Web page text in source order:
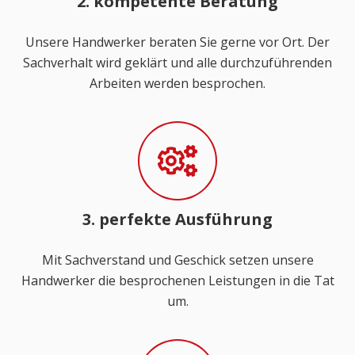
Unsere Handwerker beraten Sie gerne vor Ort. Der
Sachverhalt wird geklärt und alle durchzuführenden
Arbeiten werden besprochen.
3. perfekte Ausführung
Mit Sachverstand und Geschick setzen unsere
Handwerker die besprochenen Leistungen in die Tat
um.